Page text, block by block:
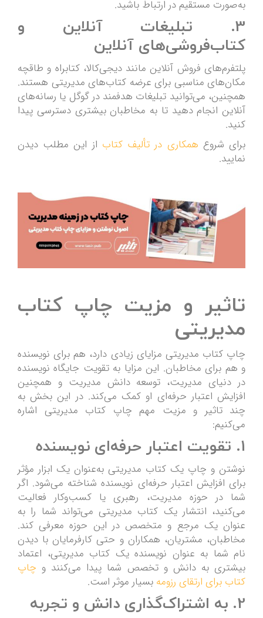
به‌صورت مستقیم در ارتباط باشید.
3. تبلیغات آنلاین و
کتاب‌فروشی‌های آنلاین
پلتفرم‌های فروش آنلاین مانند دیجی‌کالا، کتابراه و طاقچه
مکان‌های مناسبی برای عرضه کتاب‌های مدیریتی هستند.
همچنین، می‌توانید تبلیغات هدفمند در گوگل یا رسانه‌های
آنلاین انجام دهید تا به مخاطبان بیشتری دسترسی پیدا
کنید.
برای شروع همکاری در تألیف کتاب از این مطلب دیدن
نمایید.
تاثیر و مزیت چاپ کتاب
مدیریتی
چاپ کتاب مدیریتی مزایای زیادی دارد، هم برای نویسنده
و هم برای مخاطبان. این مزایا به تقویت جایگاه نویسنده
در دنیای مدیریت، توسعه دانش مدیریت و همچنین
افزایش اعتبار حرفه‌ای او کمک می‌کند. در این بخش به
چند تاثیر و مزیت مهم چاپ کتاب مدیریتی اشاره
می‌کنیم:
1. تقویت اعتبار حرفه‌ای نویسنده
نوشتن و چاپ یک کتاب مدیریتی به‌عنوان یک ابزار مؤثر
برای افزایش اعتبار حرفه‌ای نویسنده شناخته می‌شود. اگر
شما در حوزه مدیریت، رهبری یا کسب‌وکار فعالیت
می‌کنید، انتشار یک کتاب مدیریتی می‌تواند شما را به
عنوان یک مرجع و متخصص در این حوزه معرفی کند.
مخاطبان، مشتریان، همکاران و حتی کارفرمایان با دیدن
نام شما به عنوان نویسنده یک کتاب مدیریتی، اعتماد
بیشتری به دانش و تخصص شما پیدا می‌کنند و چاپ
کتاب برای ارتقای رزومه بسیار موثر است.
2. به اشتراک‌گذاری دانش و تجربه